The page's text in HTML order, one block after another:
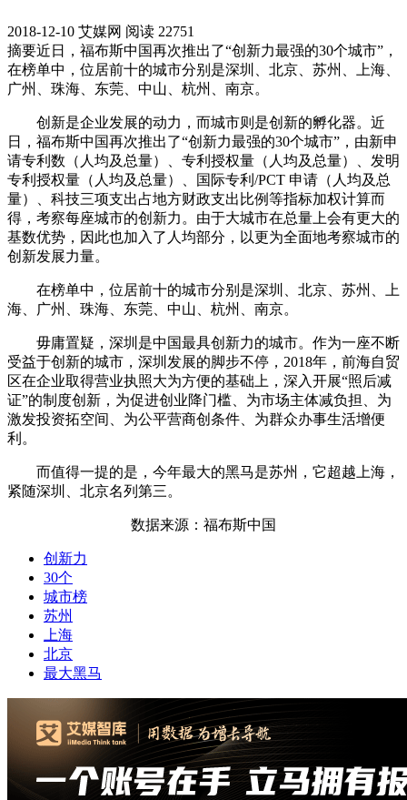
2018-12-10 艾媒网 阅读 22751
摘要近日，福布斯中国再次推出了“创新力最强的30个城市”，
在榜单中，位居前十的城市分别是深圳、北京、苏州、上海、
广州、珠海、东莞、中山、杭州、南京。
创新是企业发展的动力，而城市则是创新的孵化器。近
日，福布斯中国再次推出了“创新力最强的30个城市”，由新申
请专利数（人均及总量）、专利授权量（人均及总量）、发明
专利授权量（人均及总量）、国际专利/PCT 申请（人均及总
量）、科技三项支出占地方财政支出比例等指标加权计算而
得，考察每座城市的创新力。由于大城市在总量上会有更大的
基数优势，因此也加入了人均部分，以更为全面地考察城市的
创新发展力量。
在榜单中，位居前十的城市分别是深圳、北京、苏州、上
海、广州、珠海、东莞、中山、杭州、南京。
毋庸置疑，深圳是中国最具创新力的城市。作为一座不断
受益于创新的城市，深圳发展的脚步不停，2018年，前海自贸
区在企业取得营业执照大为方便的基础上，深入开展“照后减
证”的制度创新，为促进创业降门槛、为市场主体减负担、为
激发投资拓空间、为公平营商创条件、为群众办事生活增便
利。
而值得一提的是，今年最大的黑马是苏州，它超越上海，
紧随深圳、北京名列第三。
数据来源：福布斯中国
创新力
30个
城市榜
苏州
上海
北京
最大黑马